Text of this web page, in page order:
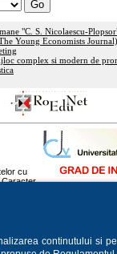
"C. S. Nicolaescu-
Young Economists Journal)
complex si modern de
cu
Caracter
continutului si